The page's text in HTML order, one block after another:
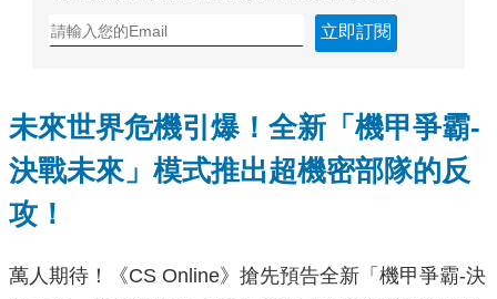
立即訂閱
未來世界危機引爆！全新「機甲爭霸-
決戰未來」 模式推出超機密部隊的反
攻！
萬人期待！《CS Online》搶先預告全新「機甲爭霸-決